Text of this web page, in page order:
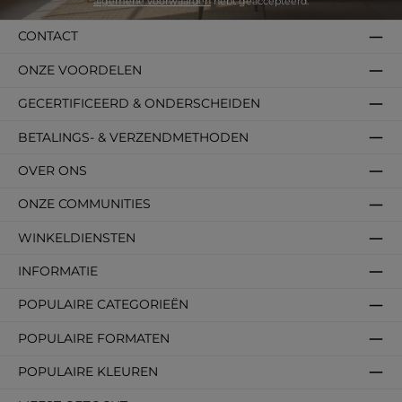
CONTACT
WINKELDIENSTEN
INFORMATIE
POPULAIRE CATEGORIEËN
POPULAIRE FORMATEN
POPULAIRE KLEUREN
BETALINGS- & VERZENDMETHODEN
OVER ONS
GECERTIFICEERD & ONDERSCHEIDEN
ONZE VOORDELEN
ONZE COMMUNITIES